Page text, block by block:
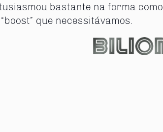
bastante na forma como
que necessitávamos.